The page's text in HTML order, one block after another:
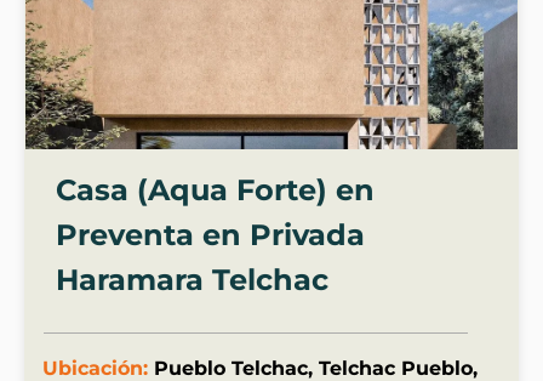
Casa (Aqua Forte) en
Preventa en Privada
Haramara Telchac
Ubicación: Pueblo Telchac, Telchac Pueblo,